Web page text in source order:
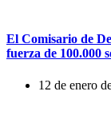
El Comisario de
fuerza de 100.000
12 de enero